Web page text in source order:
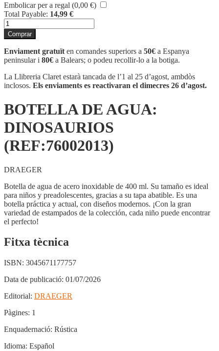
Embolicar per a regal (0,00 €)
Total Payable: 14,99 €
quantitat
de
BOTELLA
DE
AGUA:
DINOSAURIOS
(REF:76002013)
Comprar
Enviament gratuït en comandes superiors a 50€ a Espanya
peninsular i 80€ a Balears; o podeu recollir-lo a la botiga.
La Llibreria Claret estarà tancada de l’1 al 25 d’agost, ambdòs
inclosos. Els enviaments es reactivaran el dimecres 26 d’agost.
BOTELLA DE AGUA:
DINOSAURIOS
(REF:76002013)
DRAEGER
Botella de agua de acero inoxidable de 400 ml. Su tamaño es ideal
para niños y preadolescentes, gracias a su tapa abatible. Es una
botella práctica y actual, con diseños modernos. ¡Con la gran
variedad de estampados de la colección, cada niño puede encontrar
el perfecto!
Fitxa tècnica
ISBN: 3045671177757
Data de publicació: 01/07/2026
Editorial: DRAEGER
Pàgines: 1
Enquadernació: Rústica
Idioma: Español